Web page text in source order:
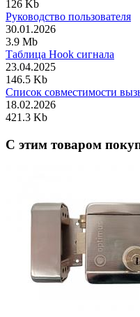
126 Kb
Руководство пользователя
30.01.2026
3.9 Mb
Таблица Hook сигнала
23.04.2025
146.5 Kb
Список совместимости
18.02.2026
421.3 Kb
C этим товаром